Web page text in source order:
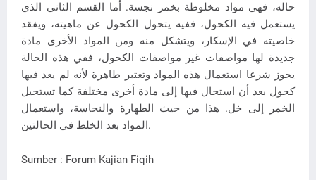
حاله، فهي مواد مخلوطة بخمر نجسة. أما القسم الثاني الذي
يستعمل فيه الكحول، ففيه يتحول الكحول عن ماهيته، ويفقد
خاصيته في الإسكار، ويتشكل منه ومن المواد الأخرى مادة
جديدة لها مواصفات غير مواصفات الكحول، ففي هذه الحالة
يجوز شرعا استعمال هذه المواد وتعتبر طاهرة لأنه لم يعد فيها
كحول بعد أن استحال فيها إلى مادة أخرى مختلفة كما تستحيل
الخمر إلى خل. هذا من حيث الطهارة والنجاسة، واستعمال
المواد بعد الخلط في الحالتين.
Sumber : Forum Kajian Fiqih